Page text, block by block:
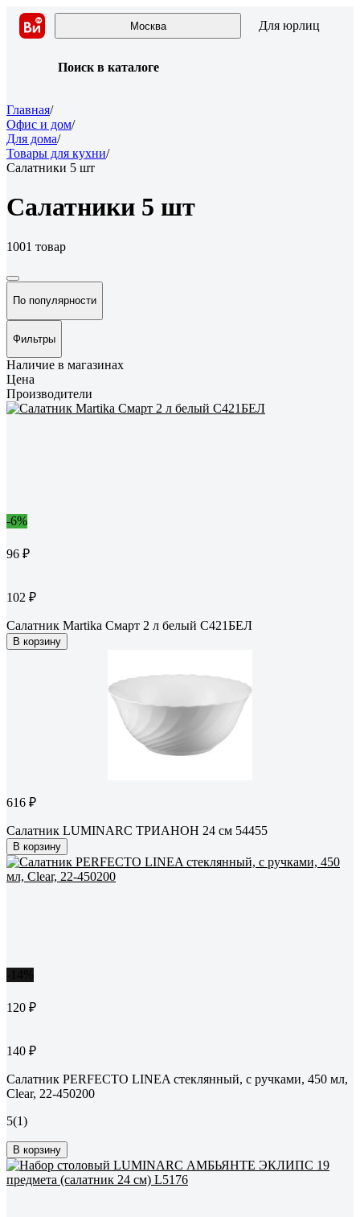
Москва Для юрлиц
Поиск в каталоге
Главная/
Офис и дом/
Для дома/
Товары для кухни/
Салатники 5 шт
Салатники 5 шт
1001 товар
По популярности
Фильтры
Наличие в магазинах
Цена
Производители
-6%
96 ₽
102 ₽
Салатник Martika Смарт 2 л белый С421БЕЛ
В корзину
616 ₽
Салатник LUMINARC ТРИАНОН 24 см 54455
В корзину
120 ₽
140 ₽
Салатник PERFECTO LINEA стеклянный, с ручками, 450 мл,
Clear, 22-450200
5(1)
В корзину